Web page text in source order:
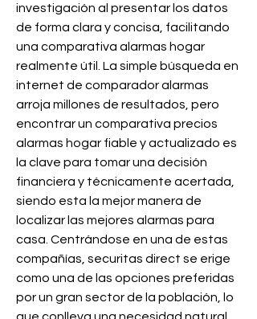
investigación al presentar los datos
de forma clara y concisa, facilitando
una comparativa alarmas hogar
realmente útil. La simple búsqueda en
internet de comparador alarmas
arroja millones de resultados, pero
encontrar un comparativa precios
alarmas hogar fiable y actualizado es
la clave para tomar una decisión
financiera y técnicamente acertada,
siendo esta la mejor manera de
localizar las mejores alarmas para
casa. Centrándose en una de estas
compañías, securitas direct se erige
como una de las opciones preferidas
por un gran sector de la población, lo